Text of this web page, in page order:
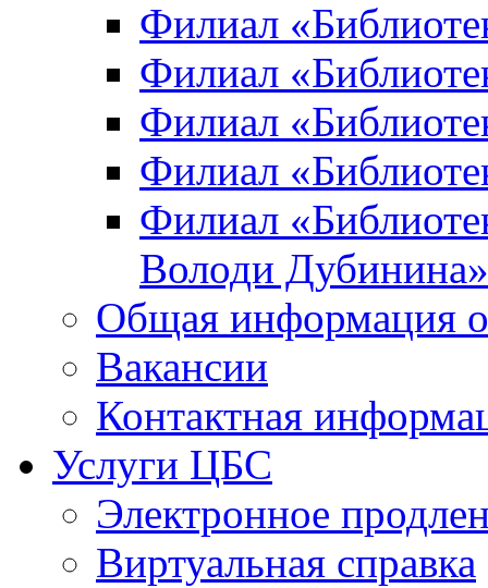
Филиал
Филиал
Филиал
Филиал
Филиал
Володи Дубинина»
Общая информация
Вакансии
Контактная
Услуги ЦБС
Электронное
Виртуальная справка